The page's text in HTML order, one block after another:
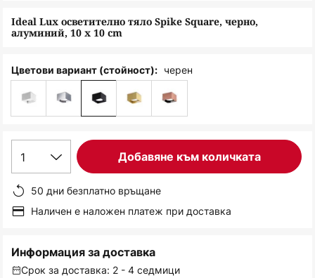
Ideal Lux осветително тяло Spike Square, черно,
алуминий, 10 x 10 cm
Цветови вариант (стойност): черен
1 Добавяне към количката
50 дни безплатно връщане
Наличен е наложен платеж при доставка
Информация за доставка
Срок за доставка: 2 - 4 седмици